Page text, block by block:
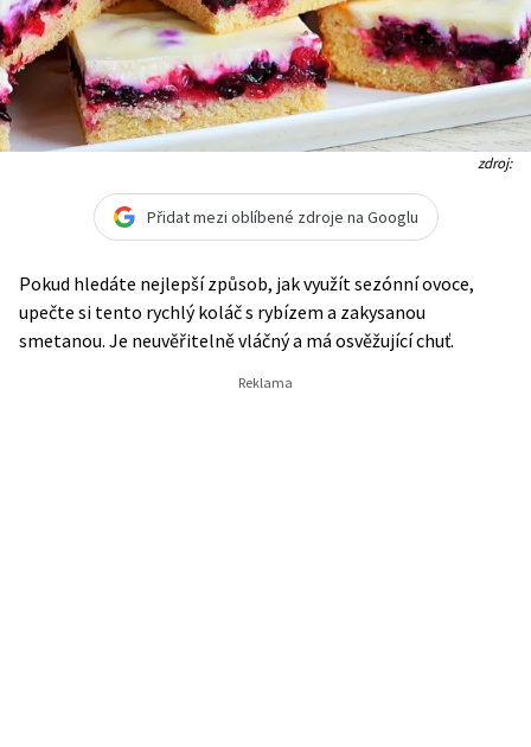
zdroj:
Přidat mezi oblíbené zdroje na Googlu
Pokud hledáte nejlepší způsob, jak využít sezónní ovoce,
upečte si tento rychlý koláč s rybízem a zakysanou
smetanou. Je neuvěřitelně vláčný a má osvěžující chuť.